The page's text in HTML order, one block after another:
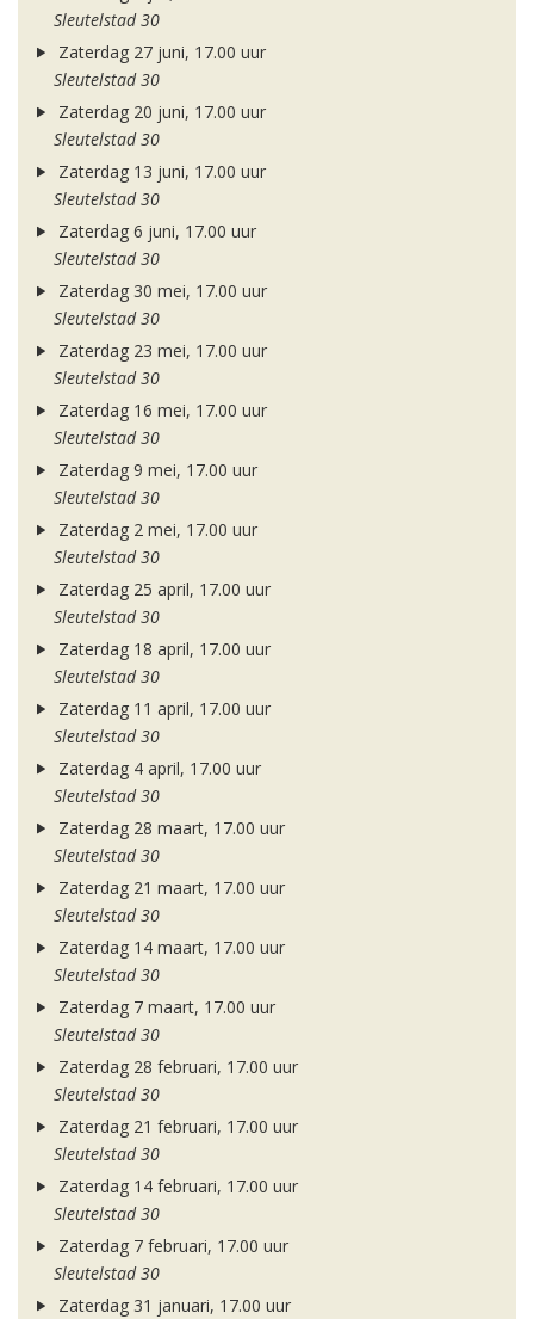
Sleutelstad 30
Zaterdag 27 juni, 17.00 uur
Sleutelstad 30
Zaterdag 20 juni, 17.00 uur
Sleutelstad 30
Zaterdag 13 juni, 17.00 uur
Sleutelstad 30
Zaterdag 6 juni, 17.00 uur
Sleutelstad 30
Zaterdag 30 mei, 17.00 uur
Sleutelstad 30
Zaterdag 23 mei, 17.00 uur
Sleutelstad 30
Zaterdag 16 mei, 17.00 uur
Sleutelstad 30
Zaterdag 9 mei, 17.00 uur
Sleutelstad 30
Zaterdag 2 mei, 17.00 uur
Sleutelstad 30
Zaterdag 25 april, 17.00 uur
Sleutelstad 30
Zaterdag 18 april, 17.00 uur
Sleutelstad 30
Zaterdag 11 april, 17.00 uur
Sleutelstad 30
Zaterdag 4 april, 17.00 uur
Sleutelstad 30
Zaterdag 28 maart, 17.00 uur
Sleutelstad 30
Zaterdag 21 maart, 17.00 uur
Sleutelstad 30
Zaterdag 14 maart, 17.00 uur
Sleutelstad 30
Zaterdag 7 maart, 17.00 uur
Sleutelstad 30
Zaterdag 28 februari, 17.00 uur
Sleutelstad 30
Zaterdag 21 februari, 17.00 uur
Sleutelstad 30
Zaterdag 14 februari, 17.00 uur
Sleutelstad 30
Zaterdag 7 februari, 17.00 uur
Sleutelstad 30
Zaterdag 31 januari, 17.00 uur